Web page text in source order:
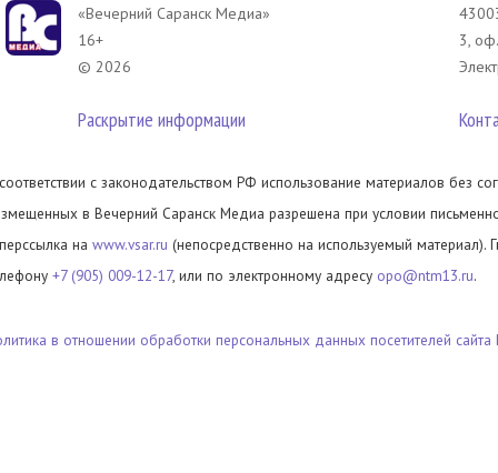
«Вечерний Саранск Mедиа»
16+
© 2026
Раскрытие информации
3,
с законодательством РФ использование материалов без
в Вечерний Саранск Медиа разрешена при условии
на www.vsar.ru (непосредственно на используемый материал).
+7 (905) 009-12-17, или по электронному адресу opo@ntm13.ru.
в отношении обработки персональных данных посетителей